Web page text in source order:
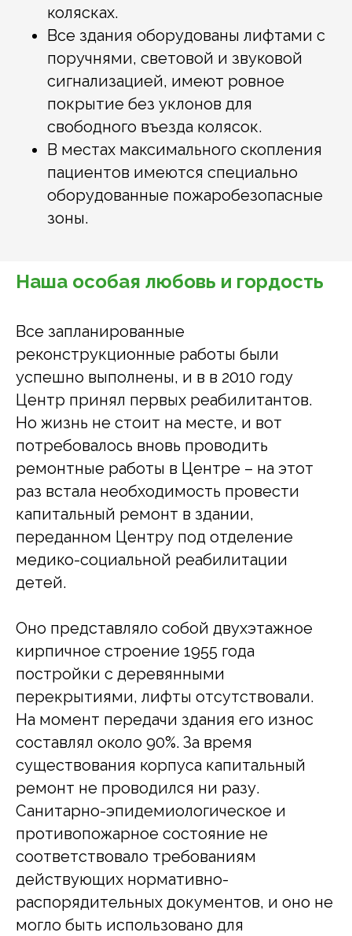
колясках.
Все здания оборудованы лифтами с
поручнями, световой и звуковой
сигнализацией, имеют ровное
покрытие без уклонов для
свободного въезда колясок.
В местах максимального скопления
пациентов имеются специально
оборудованные пожаробезопасные
зоны.
Наша особая любовь и гордость
Все запланированные
реконструкционные работы были
успешно выполнены, и в в 2010 году
Центр принял первых реабилитантов.
Но жизнь не стоит на месте, и вот
потребовалось вновь проводить
ремонтные работы в Центре – на этот
раз встала необходимость провести
капитальный ремонт в здании,
переданном Центру под отделение
медико-социальной реабилитации
детей.
Оно представляло собой двухэтажное
кирпичное строение 1955 года
постройки с деревянными
перекрытиями, лифты отсутствовали.
На момент передачи здания его износ
составлял около 90%. За время
существования корпуса капитальный
ремонт не проводился ни разу.
Санитарно-эпидемиологическое и
противопожарное состояние не
соответствовало требованиям
действующих нормативно-
распорядительных документов, и оно не
могло быть использовано для